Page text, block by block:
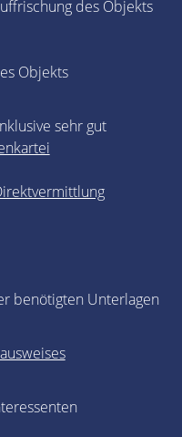
des Objekts
Objekts
sehr gut
benötigten Unterlagen